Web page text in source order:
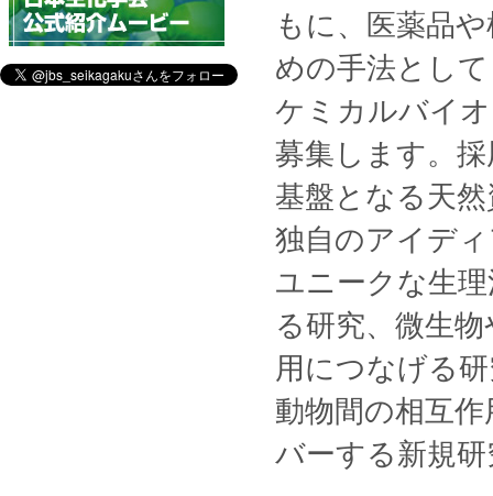
もに、医薬品
めの手法とし
ケミカルバイ
募集します。
基盤となる天
独自のアイデ
ユニークな生
る研究、微生
用につなげる
動物間の相互
バーする新規